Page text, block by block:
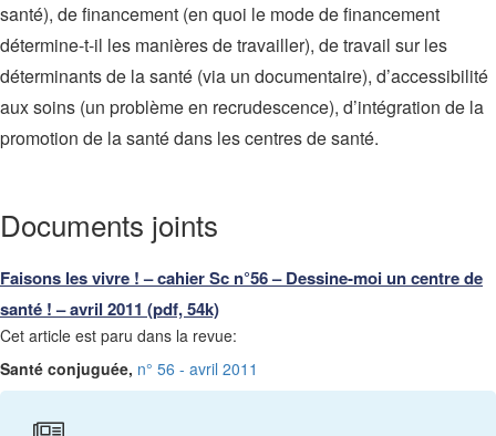
santé), de financement (en quoi le mode de financement
détermine-t-il les manières de travailler), de travail sur les
déterminants de la santé (via un documentaire), d’accessibilité
aux soins (un problème en recrudescence), d’intégration de la
promotion de la santé dans les centres de santé.
Documents joints
Faisons les vivre ! – cahier Sc n°56 – Dessine-moi un centre de
santé ! – avril 2011 (pdf, 54k)
Cet article est paru dans la revue:
Santé conjuguée, n° 56 - avril 2011